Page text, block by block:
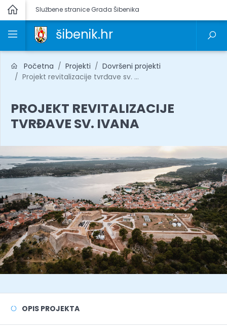
Službene stranice Grada Šibenika
šibenik.hr
Početna Projekti
Dovršeni projekti
Projekt revitalizacije tvrđave sv. ...
PROJEKT REVITALIZACIJE
TVRĐAVE SV. IVANA
OPIS PROJEKTA